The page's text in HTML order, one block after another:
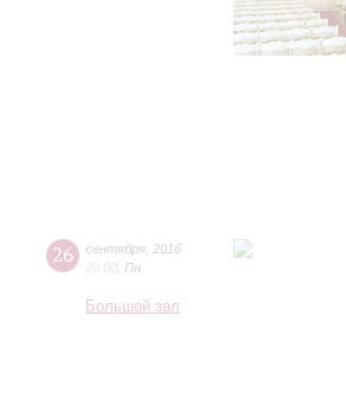
26 сентября 2016
20:00 Пн
Большой зал